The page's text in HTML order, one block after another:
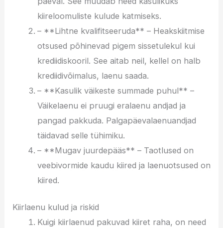
kiireloomuliste kulude katmiseks.
– **Lihtne kvalifitseeruda** – Heakskiitmise
otsused põhinevad pigem sissetulekul kui
krediidiskooril. See aitab neil, kellel on halb
krediidivõimalus, laenu saada.
– **Kasulik väikeste summade puhul** –
Väikelaenu ei pruugi eralaenu andjad ja
pangad pakkuda. Palgapäevalaenuandjad
täidavad selle tühimiku.
– **Mugav juurdepääs** – Taotlused on
veebivormide kaudu kiired ja laenuotsused on
kiired.
Kiirlaenu kulud ja riskid
Kuigi kiirlaenud pakuvad kiiret raha, on need